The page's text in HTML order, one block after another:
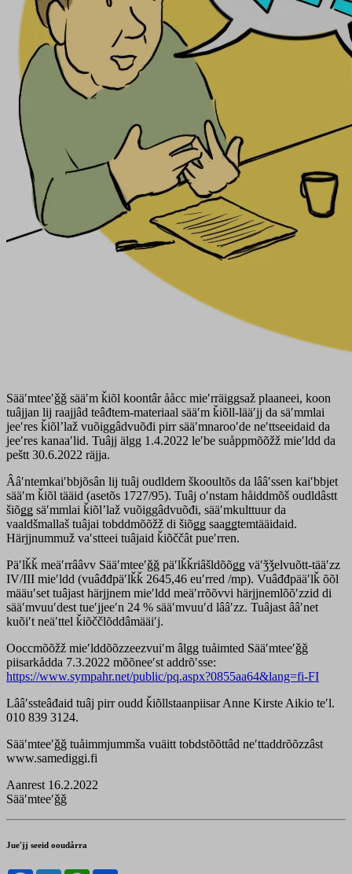
Sääʹmteeʹǧǧ sääʹm ǩiõl koontâr ååcc mieʹrräiggsaž plaaneei, koon
tuâjjan lij raajjâd teâđtem-materiaal sääʹm ǩiõll-lääʹjj da säʹmmlai
jeeʹres ǩiõlʼlaž vuõiggâdvuõđi pirr sääʹmnarooʹde neʹttseeidaid da
jeeʹres kanaaʹlid. Tuâjj älgg 1.4.2022 leʹbe suåppmõõžž mieʹldd da
peštt 30.6.2022 räjja.
Ââʹntemkaiʹbbjõsân lij tuâj oudldem škooultõs da lââʹssen kaiʹbbjet
sääʹm ǩiõl tääid (asetõs 1727/95). Tuâj oʹnstam håiddmõš oudldâstt
šiõǥǥ säʹmmlai ǩiõlʼlaž vuõiggâdvuõđi, sääʹmkulttuur da
vaaldšmallaš tuâjai tobddmõõžž di šiõǥǥ saaǥǥtemtääidaid.
Härjjnummuž vaʹstteei tuâjaid ǩiõččât pueʹrren.
Päʹlǩǩ meäʹrrââvv Sääʹmteeʹǧǧ päʹlǩǩriâšldõõǥǥ väʹǯǯelvuõtt-tääʹzz
IV/III mieʹldd (vuâđđpäʹlǩǩ 2645,46 euʹrred /mp). Vuâđđpääʹlǩ õõl
määuʹset tuâjast härjjnem mieʹldd meäʹrrõõvvi härjjnemlõõʹzzid di
sääʹmvuuʹdest tueʹjjeeʹn 24 % sääʹmvuuʹd lââʹzz. Tuâjast ââʹnet
kuõiʹt neäʹttel ǩiõččlõddâmääiʹj.
Ooccmõõžž mieʹlddõõzzeezvuiʹm âlgg tuåimted Sääʹmteeʹǧǧ
piisarkådda 7.3.2022 mõõneeʹst addrõʹsse:
https://www.sympahr.net/public/pq.aspx?0855aa64&lang=fi-FI
Lââʹssteâđaid tuâj pirr oudd ǩiõllstaanpiisar Anne Kirste Aikio teʹl.
010 839 3124.
Sääʹmteeʹǧǧ tuåimmjummša vuäitt tobdstõõttâd neʹttaddrõõzzâst
www.samediggi.fi
Aanrest 16.2.2022
Sääʹmteeʹǧǧ
Jueʹjj seeid ooudårra